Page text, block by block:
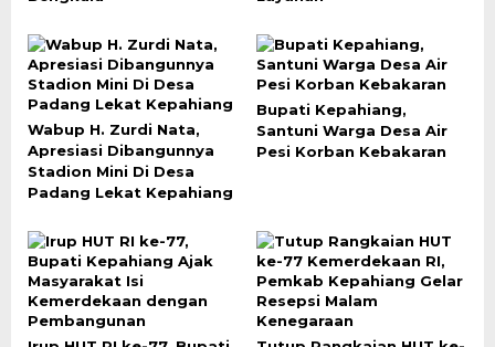
Wabup H. Zurdi Nata,
Apresiasi Dibangunnya
Stadion Mini Di Desa
Padang Lekat Kepahiang
Bupati Kepahiang,
Santuni Warga Desa Air
Pesi Korban Kebakaran